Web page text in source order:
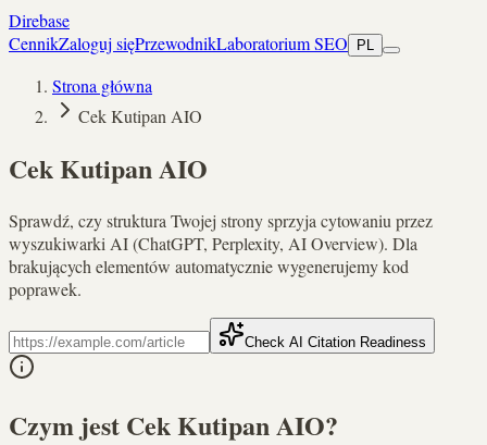
Direbase
CennikZaloguj sięPrzewodnikLaboratorium SEO PL
Strona główna
Cek Kutipan AIO
Cek Kutipan AIO
Sprawdź, czy struktura Twojej strony sprzyja cytowaniu przez
wyszukiwarki AI (ChatGPT, Perplexity, AI Overview). Dla
brakujących elementów automatycznie wygenerujemy kod
poprawek.
Check AI Citation Readiness
Czym jest Cek Kutipan AIO?